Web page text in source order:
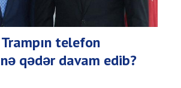
telefon
nə qədər davam edib?